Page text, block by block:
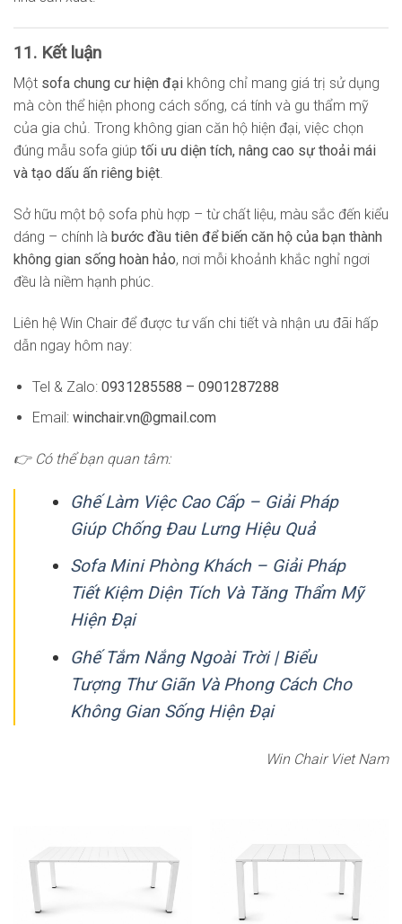
11. Kết luận
Một sofa chung cư hiện đại không chỉ mang giá trị sử dụng
mà còn thể hiện phong cách sống, cá tính và gu thẩm mỹ
của gia chủ. Trong không gian căn hộ hiện đại, việc chọn
đúng mẫu sofa giúp tối ưu diện tích, nâng cao sự thoải mái
và tạo dấu ấn riêng biệt.
Sở hữu một bộ sofa phù hợp – từ chất liệu, màu sắc đến kiểu
dáng – chính là bước đầu tiên để biến căn hộ của bạn thành
không gian sống hoàn hảo, nơi mỗi khoảnh khắc nghỉ ngơi
đều là niềm hạnh phúc.
Liên hệ Win Chair để được tư vấn chi tiết và nhận ưu đãi hấp
dẫn ngay hôm nay:
Tel & Zalo: 0931285588 – 0901287288
Email: winchair.vn@gmail.com
👉 Có thể bạn quan tâm:
Ghế Làm Việc Cao Cấp – Giải Pháp
Giúp Chống Đau Lưng Hiệu Quả
Sofa Mini Phòng Khách – Giải Pháp
Tiết Kiệm Diện Tích Và Tăng Thẩm Mỹ
Hiện Đại
Ghế Tắm Nắng Ngoài Trời | Biểu
Tượng Thư Giãn Và Phong Cách Cho
Không Gian Sống Hiện Đại
Win Chair Viet Nam